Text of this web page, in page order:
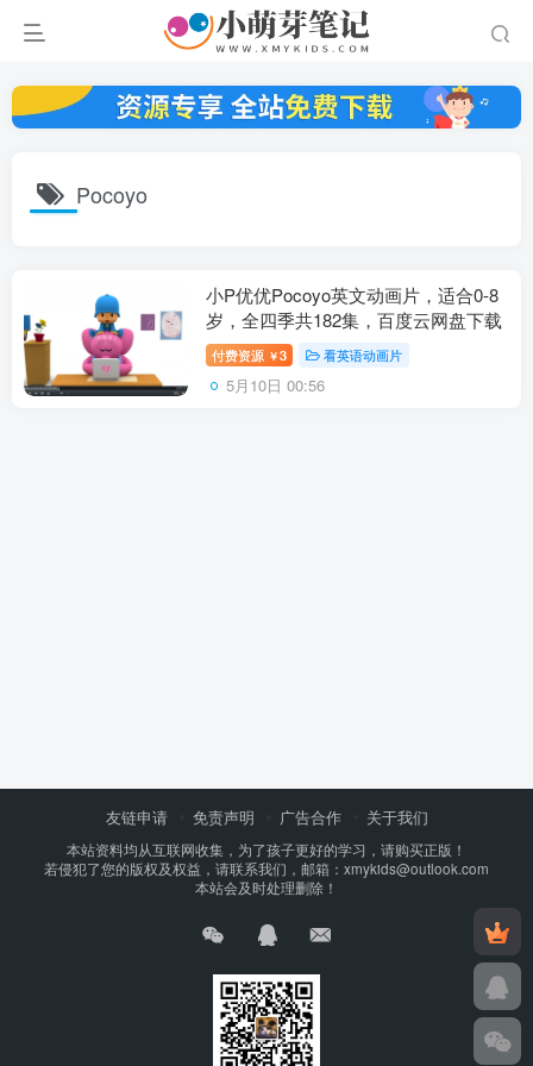
Pocoyo
小P优优Pocoyo英文动画片，适合0-8
岁，全四季共182集，百度云网盘下载
付费资源 ￥3 看英语动画片
5月10日 00:56
友链申请 免责声明 广告合作 关于我们
本站资料均从互联网收集，为了孩子更好的学习，请购买正版！
若侵犯了您的版权及权益，请联系我们，邮箱：xmykids@outlook.com
本站会及时处理删除！